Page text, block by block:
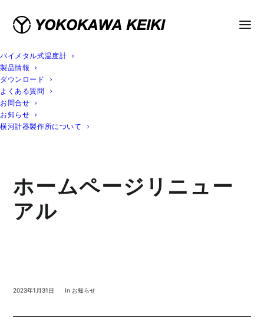
バイメタル式温度計
製品情報
ダウンロード
よくある質問
お問合せ
お知らせ
横河計器製作所について
ホームページリニュー
アル
2023年1月31日 In お知らせ